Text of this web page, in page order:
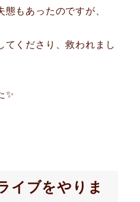
もあったのですが、
てくださり、救われまし
✨
イブをやりま